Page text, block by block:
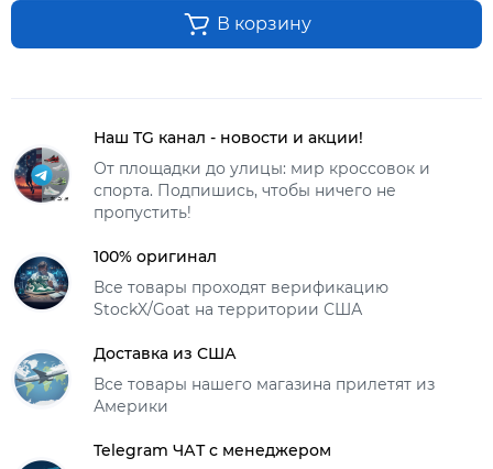
В корзину
Наш TG канал - новости и акции!
От площадки до улицы: мир кроссовок и
спорта. Подпишись, чтобы ничего не
пропустить!
100% оригинал
Все товары проходят верификацию
StockX/Goat на территории США
Доставка из США
Все товары нашего магазина прилетят из
Америки
Telegram ЧАТ с менеджером